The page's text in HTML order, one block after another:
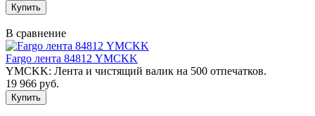
В сравнение
Fargo лента 84812 YMCKK
YMCKK: Лента и чистящий валик на 500 отпечатков.
19 966 руб.